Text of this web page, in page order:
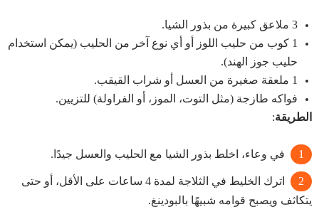
3 ملاعق كبيرة من بذور الشيا.
1 كوب من حليب اللوز أو أي نوع آخر من الحليب (يمكن استخدام
حليب جوز الهند).
1 ملعقة صغيرة من العسل أو شراب القيقب.
فواكه طازجة (مثل التوت، الموز، أو الفراولة) للتزيين.
الطريقة:
في وعاء، اخلط بذور الشيا مع الحليب والعسل جيدًا.
اترك الخليط في الثلاجة لمدة 4 ساعات على الأقل، أو حتى
يتكاثف ويصبح قوامه شبيهًا بالبودينغ.